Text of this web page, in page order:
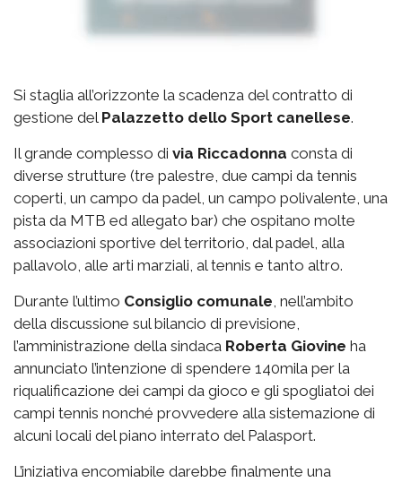
Si staglia all’orizzonte la scadenza del contratto di
gestione del Palazzetto dello Sport canellese.
Il grande complesso di via Riccadonna consta di
diverse strutture (tre palestre, due campi da tennis
coperti, un campo da padel, un campo polivalente, una
pista da MTB ed allegato bar) che ospitano molte
associazioni sportive del territorio, dal padel, alla
pallavolo, alle arti marziali, al tennis e tanto altro.
Durante l’ultimo Consiglio comunale, nell’ambito
della discussione sul bilancio di previsione,
l’amministrazione della sindaca Roberta Giovine ha
annunciato l’intenzione di spendere 140mila per la
riqualificazione dei campi da gioco e gli spogliatoi dei
campi tennis nonché provvedere alla sistemazione di
alcuni locali del piano interrato del Palasport.
L’iniziativa encomiabile darebbe finalmente una